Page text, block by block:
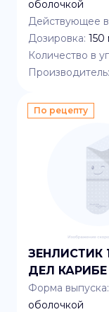
оболочкой
Действующее
Дозировка: 150
Количество в
Производитель:
По рецепту
ЗЕНЛИСТИК
ДЕЛ КАРИБЕ
Форма выпуска:
оболочкой